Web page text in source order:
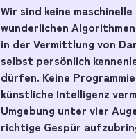
Wir sind keine
wunderlichen
in der Vermittlung von
selbst persönlich
dürfen. Keine
künstliche Intelligenz
Umgebung unter vier
richtige Gespür